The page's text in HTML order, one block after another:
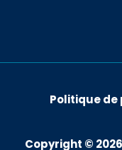
Politique de
Copyright © 2026